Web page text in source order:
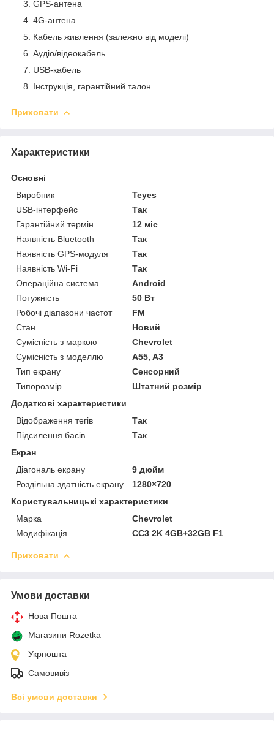
GPS-антена
4G-антена
Кабель живлення (залежно від моделі)
Аудіо/відеокабель
USB-кабель
Інструкція, гарантійний талон
Приховати
Характеристики
Основні
Виробник
Teyes
USB-інтерфейс
Так
Гарантійний термін
12 міс
Наявність Bluetooth
Так
Наявність GPS-модуля
Так
Наявність Wi-Fi
Так
Операційна система
Android
Потужність
50 Вт
Робочі діапазони частот
FM
Стан
Новий
Сумісність з маркою
Chevrolet
Сумісність з моделлю
A55, A3
Тип екрану
Сенсорний
Типорозмір
Штатний розмір
Додаткові характеристики
Відображення тегів
Так
Підсилення басів
Так
Екран
Діагональ екрану
9 дюйм
Роздільна здатність екрану
1280×720
Користувальницькі характеристики
Марка
Chevrolet
Модифікація
СС3 2K 4GB+32GB F1
Приховати
Умови доставки
Нова Пошта
Магазини Rozetka
Укрпошта
Самовивіз
Всі умови доставки